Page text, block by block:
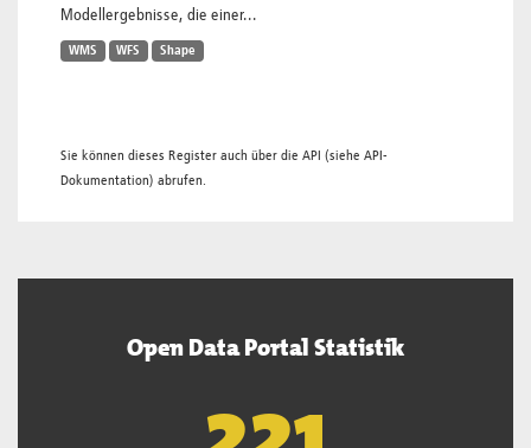
Modellergebnisse, die einer...
WMS WFS Shape
Sie können dieses Register auch über die API (siehe API-
Dokumentation) abrufen.
Open Data Portal Statistik